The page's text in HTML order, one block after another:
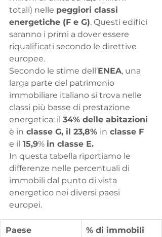
totali) nelle peggiori classi
energetiche (F e G). Questi edifici
saranno i primi a dover essere
riqualificati secondo le direttive
europee.
Secondo le stime dell’ENEA, una
larga parte del patrimonio
immobiliare italiano si trova nelle
classi più basse di prestazione
energetica: il 34% delle abitazioni
è in classe G, il 23,8% in classe F
e il 15,9% in classe E.
In questa tabella riportiamo le
differenze nelle percentuali di
immobili dal punto di vista
energetico nei diversi paesi
europei.
Paese
% di immobili